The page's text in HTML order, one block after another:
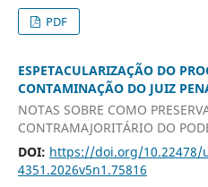
PDF
ESPETACULARIZAÇÃO DO
CONTAMINAÇÃO DO JUIZ
NOTAS SOBRE COMO
CONTRAMAJORITÁRIO DO
DOI: https://doi.org/10.22478/
4351.2026v5n1.75816